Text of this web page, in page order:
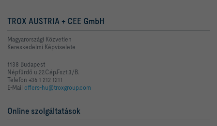
TROX AUSTRIA + CEE GmbH
Magyarországi Közvetlen
Kereskedelmi Képviselete
1138 Budapest
Népfürdő u.22.C.ép.Fszt.3/B.
Telefon +36 1 212 1211
E-Mail offers-hu@troxgroup.com
Online szolgáltatások